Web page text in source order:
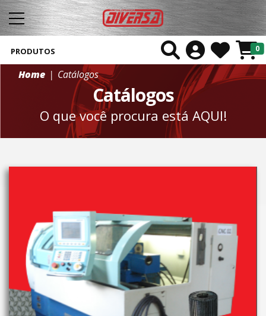
0
PRODUTOS
Home Catálogos
Catálogos
O que você procura está AQUI!